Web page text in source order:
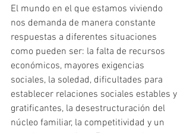
El mundo en el que estamos viviendo
nos demanda de manera constante
respuestas a diferentes situaciones
como pueden ser: la falta de recursos
económicos, mayores exigencias
sociales, la soledad, dificultades para
establecer relaciones sociales estables y
gratificantes, la desestructuración del
núcleo familiar, la competitividad y un